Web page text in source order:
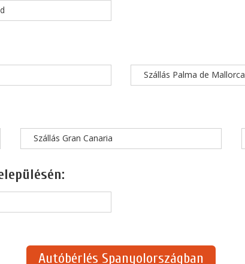
Szállás Palma de Mallorca
Szállás Gran Canaria
Autóbérlés Spanyolországban